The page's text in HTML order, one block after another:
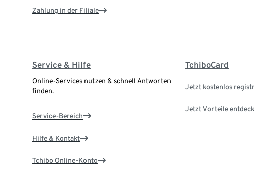
Zahlung in der Filiale
Service & Hilfe
Online-Services nutzen & schnell Antworten
finden.
Service-Bereich
Hilfe & Kontakt
Tchibo Online-Konto
TchiboCard
Jetzt kostenlos
Jetzt Vorteile